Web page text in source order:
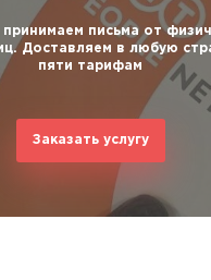
принимаем письма от
Доставляем в любую
пяти тарифам
Заказать услугу